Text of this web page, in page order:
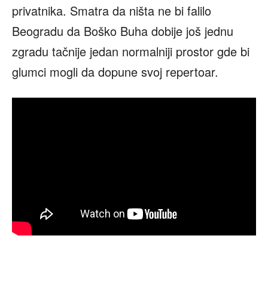
privatnika. Smatra da ništa ne bi falilo
Beogradu da Boško Buha dobije još jednu
zgradu tačnije jedan normalniji prostor gde bi
glumci mogli da dopune svoj repertoar.